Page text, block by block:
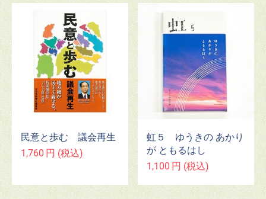
民意と歩む 議会再生
1,760 円 (税込)
虹５ ゆうきの あかり
が ともるはし
1,100 円 (税込)